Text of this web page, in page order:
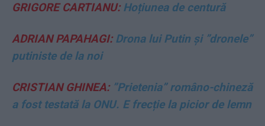
GRIGORE CARTIANU:Hoțiunea de centură
ADRIAN PAPAHAGI:Drona lui Putin și ”dronele”
putiniste de la noi
CRISTIAN GHINEA:”Prietenia” româno-chineză
a fost testată la ONU. E frecție la picior de lemn